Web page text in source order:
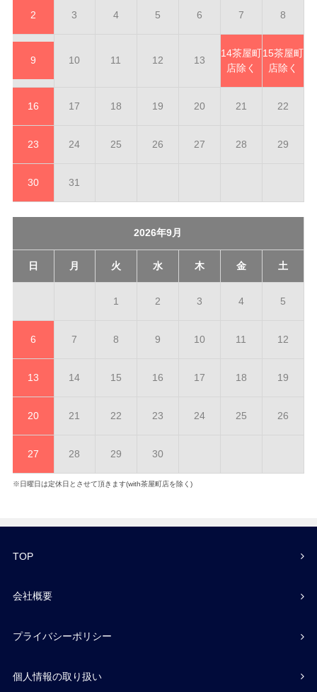
2 3 4 5 6 7 8
9 10 11 12 13
14茶屋町
店除く
15茶屋町
店除く
16 17 18 19 20 21 22
23 24 25 26 27 28 29
30 31
2026年9月
日 月 火 水 木 金 土
1 2 3 4 5
6 7 8 9 10 11 12
13 14 15 16 17 18 19
20 21 22 23 24 25 26
27 28 29 30
※日曜日は定休日とさせて頂きます(with茶屋町店を除く)
TOP
会社概要
プライバシーポリシー
個人情報の取り扱い